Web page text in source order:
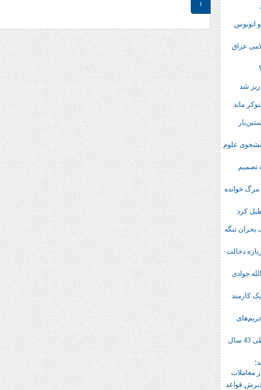
اتوبوس
عراق
شد
برای ۳ هزار دانشجوی علوم
تصمیم
مرگ خوانده
کرد
بحران تنگه
دخالت
جوادی
کارمند
ذخائر نفت آمریکا در پایین‌ترین حد طی 43 سال
قواعد
1